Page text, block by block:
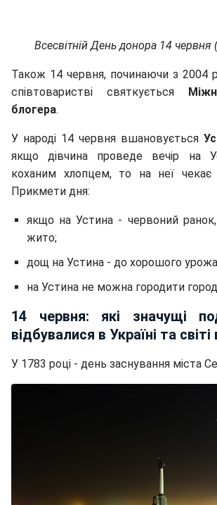
Всесвітній День донора 14 червня
Також 14 червня, починаючи з 2004
співтоваристві святкується
блогера.
У народі 14 червня вшановується
якщо дівчина проведе вечір на
коханим хлопцем, то на неї чекає
Прикмети дня:
якщо на Устина - червоний
жито;
дощ на Устина - до хорошого
на Устина не можна городити
14 червня: які значущі
відбувалися в Україні та світі
У 1783 році - день заснування міста